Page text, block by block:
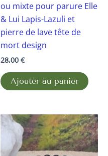
ou mixte pour parure Elle
& Lui Lapis-Lazuli et
pierre de lave tête de
mort design
28,00 €
Ajouter au panier